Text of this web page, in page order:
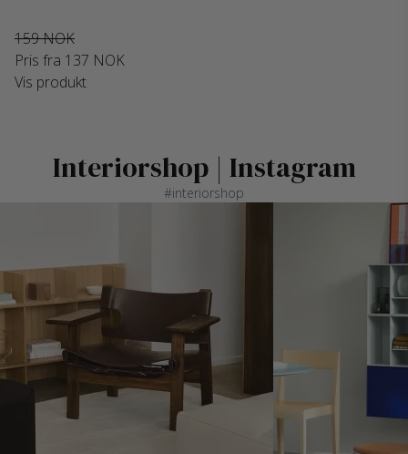
159 NOK
Pris fra 137 NOK
Vis produkt
Interiorshop | Instagram
#interiorshop